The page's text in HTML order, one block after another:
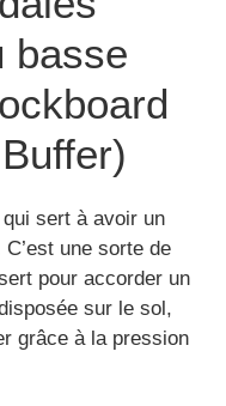
basse
qui sert à avoir un
une sorte de
pour accorder un
sur le sol,
grâce à la pression